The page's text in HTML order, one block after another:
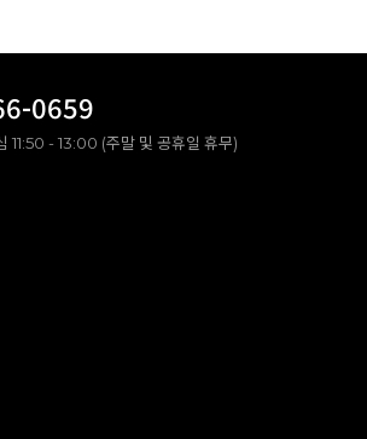
0659
11:50 - 13:00 (주말 및 공휴일 휴무)